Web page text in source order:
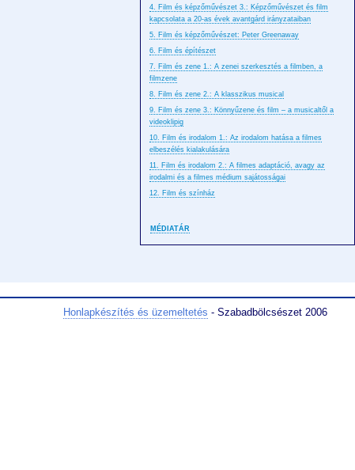
4. Film és képzőművészet 3.: Képzőművészet és film
kapcsolata a 20-as évek avantgárd irányzataiban
5. Film és képzőművészet: Peter Greenaway
6. Film és építészet
7. Film és zene 1.: A zenei szerkesztés a filmben, a
filmzene
8. Film és zene 2.: A klasszikus musical
9. Film és zene 3.: Könnyűzene és film – a musicaltől a
videoklipig
10. Film és irodalom 1.: Az irodalom hatása a filmes
elbeszélés kialakulására
11. Film és irodalom 2.: A filmes adaptáció, avagy az
irodalmi és a filmes médium sajátosságai
12. Film és színház
MÉDIATÁR
Honlapkészítés és üzemeltetés - Szabadbölcsészet 2006